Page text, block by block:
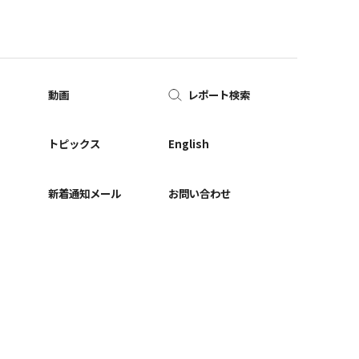
動画
トピックス
新着通知メール
レポート検索
English
お問い合わせ